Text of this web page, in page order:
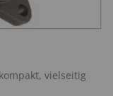
vielseitig